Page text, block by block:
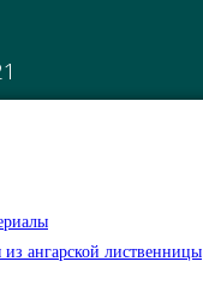
ангарской лиственницы